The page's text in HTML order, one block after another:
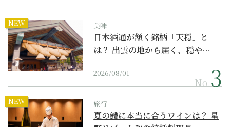
NEW 美味
日本酒通が頷く銘柄「天穏」と
は？ 出雲の地から届く、穏や…
2026/08/01
No.
NEW 旅行
夏の鱧に本当に合うワインは？ 星